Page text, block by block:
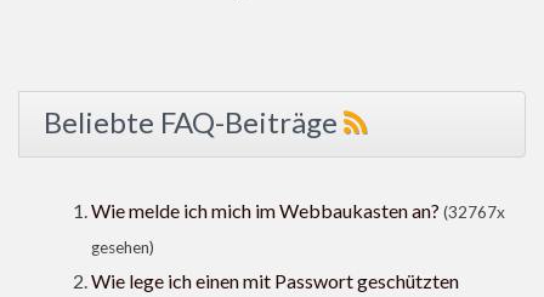
Beliebte FAQ-Beiträge
Wie melde ich mich im Webbaukasten an? (32767x
gesehen)
Wie lege ich einen mit Passwort geschützten